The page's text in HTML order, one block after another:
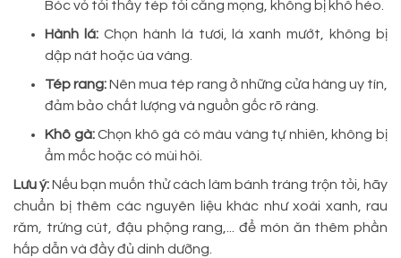
Bóc vỏ tỏi thấy tép tỏi căng mọng, không bị khô héo.
Hành lá:Chọn hành lá tươi, lá xanh mướt, không bị
dập nát hoặc úa vàng.
Tép rang:Nên mua tép rang ở những cửa hàng uy tín,
đảm bảo chất lượng và nguồn gốc rõ ràng.
Khô gà:Chọn khô gà có màu vàng tự nhiên, không bị
ẩm mốc hoặc có mùi hôi.
Lưu ý:Nếu bạn muốn thử cách làm bánh tráng trộn tỏi, hãy
chuẩn bị thêm các nguyên liệu khác như xoài xanh, rau
răm, trứng cút, đậu phộng rang,... để món ăn thêm phần
hấp dẫn và đầy đủ dinh dưỡng.